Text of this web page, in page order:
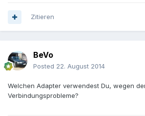
Zitieren
BeVo
Posted 22. August 2014
Welchen Adapter verwendest Du, wegen
Verbindungsprobleme?